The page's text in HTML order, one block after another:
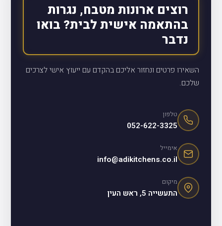
רוצים ארונות מטבח, נגרות
בהתאמה אישית לבית? בואו
נדבר
השאירו פרטים ונחזור אליכם בהקדם עם ייעוץ אישי לצרכים
שלכם.
טלפון
052-622-3325
אימייל
info@adikitchens.co.il
מיקום
התעשייה 5, ראש העין